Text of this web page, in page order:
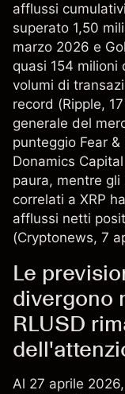
afflussi
superato 1,50
marzo 2026 e
quasi 154 milioni
volumi di
record (Ripple,
generale del
punteggio Fear
Donamics
paura, mentre
correlati a XRP
afflussi netti
(Cryptonews, 7
Le
divergono
RLUSD
Al 27 aprile